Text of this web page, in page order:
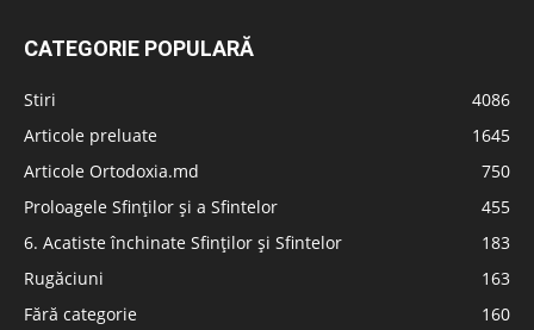
CATEGORIE POPULARĂ
Stiri
4086
Articole preluate
1645
Articole Ortodoxia.md
750
Proloagele Sfinților și a Sfintelor
455
6. Acatiste închinate Sfinților și Sfintelor
183
Rugăciuni
163
Fără categorie
160